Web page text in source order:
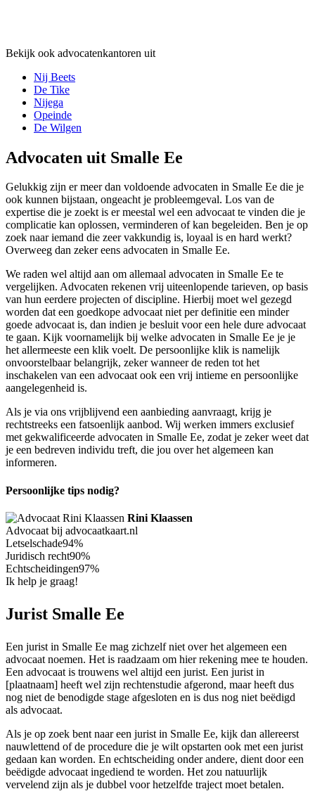
Bekijk ook advocatenkantoren uit
Nij Beets
De Tike
Nijega
Opeinde
De Wilgen
Advocaten uit Smalle Ee
Gelukkig zijn er meer dan voldoende advocaten in Smalle Ee die je
ook kunnen bijstaan, ongeacht je probleemgeval. Los van de
expertise die je zoekt is er meestal wel een advocaat te vinden die je
complicatie kan oplossen, verminderen of kan begeleiden. Ben je op
zoek naar iemand die zeer vakkundig is, loyaal is en hard werkt?
Overweeg dan zeker eens advocaten in Smalle Ee.
We raden wel altijd aan om allemaal advocaten in Smalle Ee te
vergelijken. Advocaten rekenen vrij uiteenlopende tarieven, op basis
van hun eerdere projecten of discipline. Hierbij moet wel gezegd
worden dat een goedkope advocaat niet per definitie een minder
goede advocaat is, dan indien je besluit voor een hele dure advocaat
te gaan. Kijk voornamelijk bij welke advocaten in Smalle Ee je je
het allermeeste een klik voelt. De persoonlijke klik is namelijk
onvoorstelbaar belangrijk, zeker wanneer de reden tot het
inschakelen van een advocaat ook een vrij intieme en persoonlijke
aangelegenheid is.
Als je via ons vrijblijvend een aanbieding aanvraagt, krijg je
rechtstreeks een fatsoenlijk aanbod. Wij werken immers exclusief
met gekwalificeerde advocaten in Smalle Ee, zodat je zeker weet dat
je een bedreven individu treft, die jou over het algemeen kan
informeren.
Persoonlijke tips nodig?
Rini Klaassen
Advocaat bij advocaatkaart.nl
Letselschade94%
Juridisch recht90%
Echtscheidingen97%
Ik help je graag!
Jurist Smalle Ee
Een jurist in Smalle Ee mag zichzelf niet over het algemeen een
advocaat noemen. Het is raadzaam om hier rekening mee te houden.
Een advocaat is trouwens wel altijd een jurist. Een jurist in
[plaatnaam] heeft wel zijn rechtenstudie afgerond, maar heeft dus
nog niet de benodigde stage afgesloten en is dus nog niet beëdigd
als advocaat.
Als je op zoek bent naar een jurist in Smalle Ee, kijk dan allereerst
nauwlettend of de procedure die je wilt opstarten ook met een jurist
gedaan kan worden. En echtscheiding onder andere, dient door een
beëdigde advocaat ingediend te worden. Het zou natuurlijk
vervelend zijn als je dubbel voor hetzelfde traject moet betalen.